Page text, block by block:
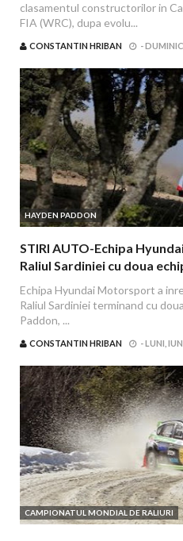
clasamentul constructorilor in
FIA (WRC), dupa evolu...
CONSTANTIN HRIBAN -
HAYDEN PADDON
STIRI AUTO-Echipa
Raliul Sardiniei cu doua
Echipa Hyundai Motorsport a
Raliul Sardiniei terminand cu
Paddon, ...
CONSTANTIN HRIBAN -LUNI,
CAMPIONATUL MONDIAL DE RALIURI